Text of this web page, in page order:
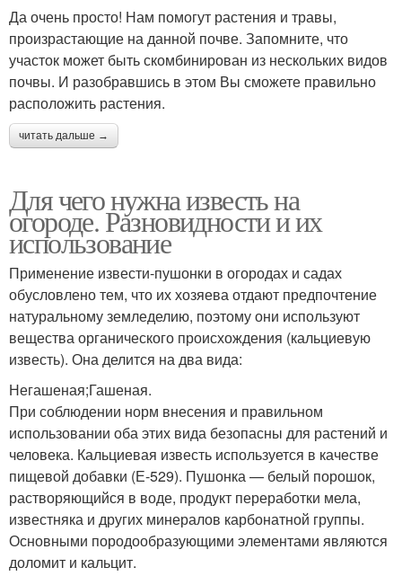
Да очень просто! Нам помогут растения и травы,
произрастающие на данной почве. Запомните, что
участок может быть скомбинирован из нескольких видов
почвы. И разобравшись в этом Вы сможете правильно
расположить растения.
читать дальше →
Для чего нужна известь на
огороде. Разновидности и их
использование
Применение извести-пушонки в огородах и садах
обусловлено тем, что их хозяева отдают предпочтение
натуральному земледелию, поэтому они используют
вещества органического происхождения (кальциевую
известь). Она делится на два вида:
Негашеная;Гашеная.
При соблюдении норм внесения и правильном
использовании оба этих вида безопасны для растений и
человека. Кальциевая известь используется в качестве
пищевой добавки (Е-529). Пушонка — белый порошок,
растворяющийся в воде, продукт переработки мела,
известняка и других минералов карбонатной группы.
Основными породообразующими элементами являются
доломит и кальцит.